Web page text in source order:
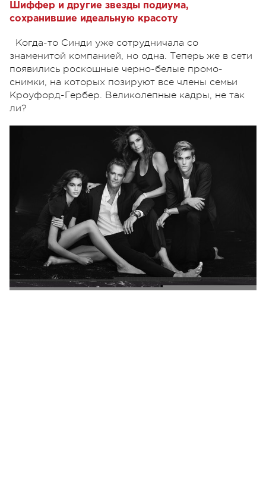
Шиффер и другие звезды подиума,
сохранившие идеальную красоту
Когда-то Синди уже сотрудничала со
знаменитой компанией, но одна. Теперь же в сети
появились роскошные черно-белые промо-
снимки, на которых позируют все члены семьи
Кроуфорд-Гербер. Великолепные кадры, не так
ли?